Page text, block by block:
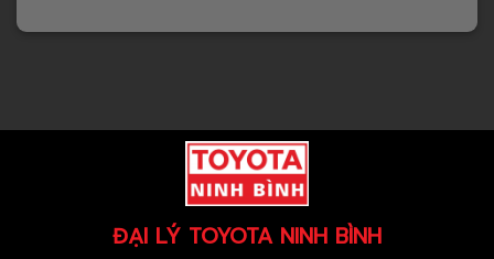
ĐẠI LÝ TOYOTA NINH BÌNH